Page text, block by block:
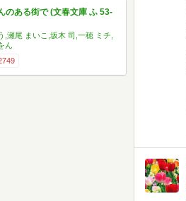
のある街で (文春文庫 ふ 53-
,瀬尾 まいこ,坂木 司,一穂 ミチ,
ん